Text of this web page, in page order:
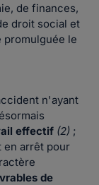
de finances,
droit social et
promulguée le
n'ayant
effectif (2) ;
en arrêt pour
de